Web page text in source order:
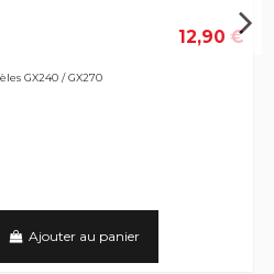
12,90 €
GX240 / GX270
Ajouter au panier